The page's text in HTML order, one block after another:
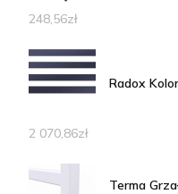
248,56zł
Radox
2 070,86zł
Terma